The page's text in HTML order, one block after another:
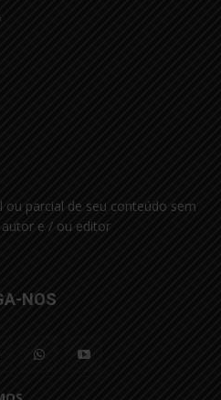
parcial de seu conteúdo sem
e / ou editor
NOS